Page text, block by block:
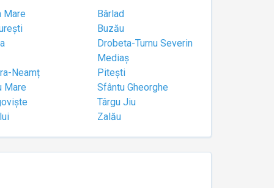
Mare
Bârlad
Buzău
Drobeta-Turnu Severin
Mediaș
Neamț
Pitești
Mare
Sfântu Gheorghe
Târgu Jiu
Zalău